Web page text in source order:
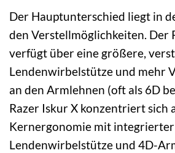
Der Hauptunterschied liegt in
den Verstellmöglichkeiten. Der
verfügt über eine größere,
Lendenwirbelstütze und mehr
an den Armlehnen (oft als 6D
Razer Iskur X konzentriert sich
Kernergonomie mit integrierter
Lendenwirbelstütze und 4D-